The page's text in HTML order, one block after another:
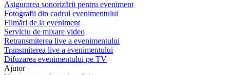
Asigurarea sonorizării pentru eveniment
Fotografii din cadrul evenimentului
Filmări de la eveniment
Serviciu de mixare video
Retransmiterea live a evenimentului
Transmiterea live a evenimentului
Difuzarea evenimentului pe TV
Ajutor